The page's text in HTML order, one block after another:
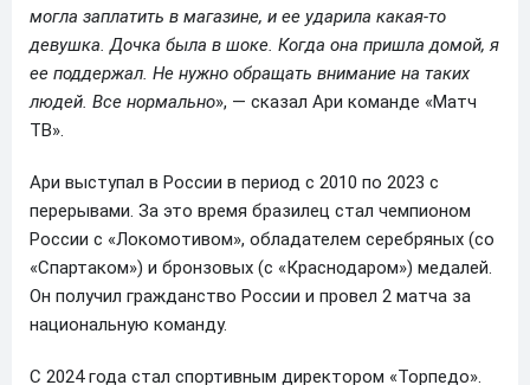
могла заплатить в магазине, и ее ударила какая‑то
девушка. Дочка была в шоке. Когда она пришла домой, я
ее поддержал. Не нужно обращать внимание на таких
людей. Все нормально», — сказал Ари команде «Матч
ТВ».
Ари выступал в России в период с 2010 по 2023 с
перерывами. За это время бразилец стал чемпионом
России с «Локомотивом», обладателем серебряных (со
«Спартаком») и бронзовых (с «Краснодаром») медалей.
Он получил гражданство России и провел 2 матча за
национальную команду.
С 2024 года стал спортивным директором «Торпедо».